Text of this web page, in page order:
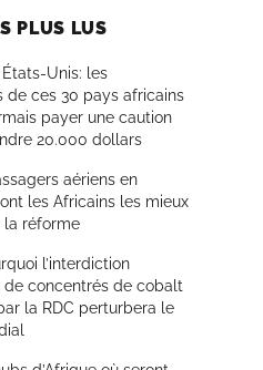
PLUS LUS
Unis: les
de ces 30 pays africains
payer une caution
20.000 dollars
aériens en
les Africains les mieux
la réforme
l’interdiction
de concentrés de cobalt
la RDC perturbera le